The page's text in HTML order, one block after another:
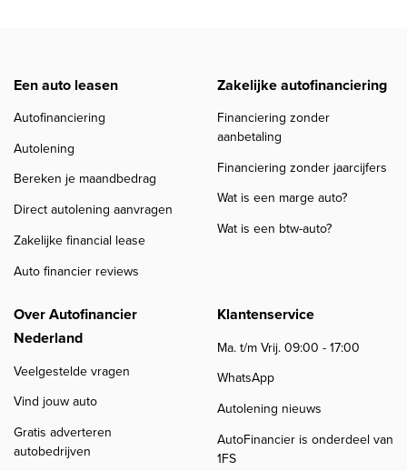
Een auto leasen
Autofinanciering
Autolening
Bereken je maandbedrag
Direct autolening aanvragen
Zakelijke financial lease
Auto financier reviews
Zakelijke autofinanciering
Financiering zonder
aanbetaling
Financiering zonder jaarcijfers
Wat is een marge auto?
Wat is een btw-auto?
Over Autofinancier
Nederland
Veelgestelde vragen
Vind jouw auto
Gratis adverteren
autobedrijven
Klantenservice
Ma. t/m Vrij. 09:00 - 17:00
WhatsApp
Autolening nieuws
AutoFinancier is onderdeel van
1FS